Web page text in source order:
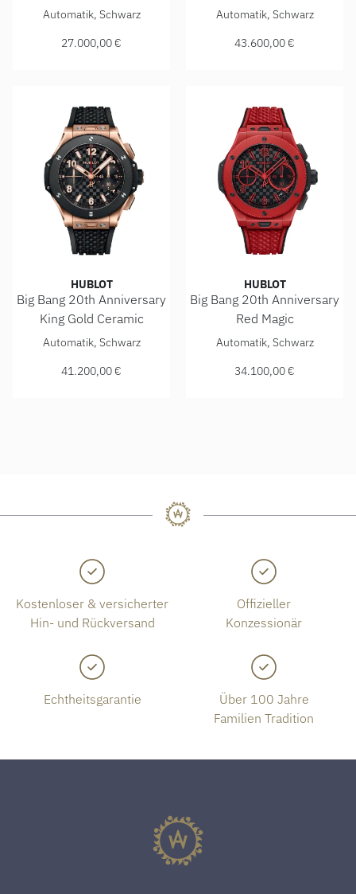
Hublot Big Bang 20th Anniversary All Black , Ref:
Automatik, Schwarz
27.000,00 €
Hublot Big Bang 20th
Automatik, Schwarz
43.600,00 €
HUBLOT
Big Bang 20th Anniversary
King Gold Ceramic
Hublot Big Bang 20th Anniversary King Gold Ceramic ,
Automatik, Schwarz
41.200,00 €
HUBLOT
Big Bang 20th Anniversary
Red Magic
Hublot Big Bang 20th
Automatik, Schwarz
34.100,00 €
Kostenloser & versicherter
Hin- und Rückversand
Offizieller
Konzessionär
Echtheitsgarantie
Über 100 Jahre
Familien Tradition